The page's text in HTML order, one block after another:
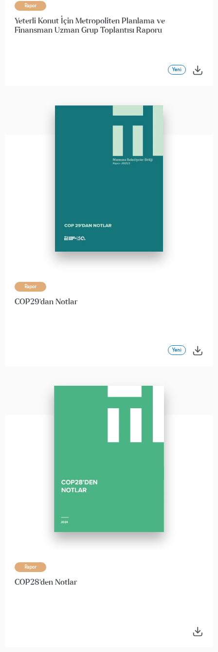
Rapor
Yeterli Konut İçin Metropoliten Planlama ve
Finansman Uzman Grup Toplantısı Raporu
Yeni
Rapor
COP29'dan Notlar
Yeni
Rapor
COP28'den Notlar